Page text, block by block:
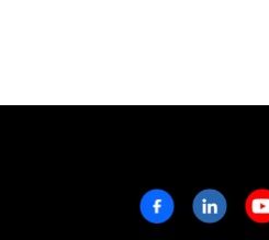
FacebookLinkedin